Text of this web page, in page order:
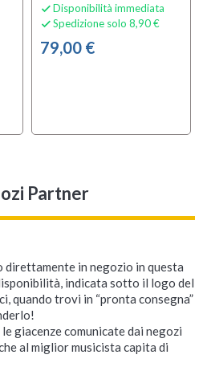
 Disponibilità immediata
 Spedizione solo 8,90 €
79,00 €
Partner
in negozio in questa
indicata sotto il logo del
quando trovi in “pronta consegna”
giacenze comunicate dai negozi
al miglior musicista capita di